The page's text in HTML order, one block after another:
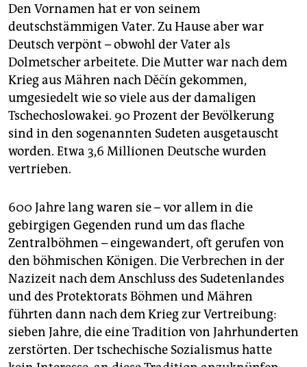
Den Vornamen hat er von seinem
deutschstämmigen Vater. Zu Hause aber war
Deutsch verpönt – obwohl der Vater als
Dolmetscher arbeitete. Die Mutter war nach dem
Krieg aus Mähren nach Děčín gekommen,
umgesiedelt wie so viele aus der damaligen
Tschechoslowakei. 90 Prozent der Bevölkerung
sind in den sogenannten Sudeten ausgetauscht
worden. Etwa 3,6 Millionen Deutsche wurden
vertrieben.
600 Jahre lang waren sie – vor allem in die
gebirgigen Gegenden rund um das flache
Zentralböhmen – eingewandert, oft gerufen von
den böhmischen Königen. Die Verbrechen in der
Nazizeit nach dem Anschluss des Sudetenlandes
und des Protektorats Böhmen und Mähren
führten dann nach dem Krieg zur Vertreibung:
sieben Jahre, die eine Tradition von Jahrhunderten
zerstörten. Der tschechische Sozialismus hatte